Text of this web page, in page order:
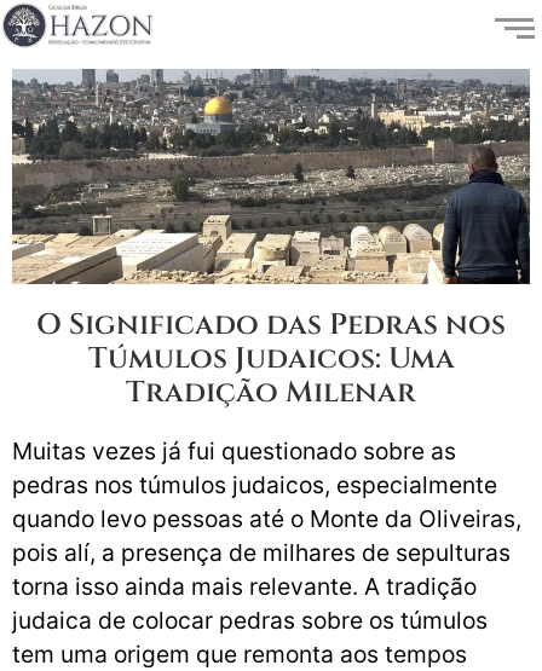
O Significado das Pedras nos
Túmulos Judaicos: Uma
Tradição Milenar
Muitas vezes já fui questionado sobre as
pedras nos túmulos judaicos, especialmente
quando levo pessoas até o Monte da Oliveiras,
pois alí, a presença de milhares de sepulturas
torna isso ainda mais relevante. A tradição
judaica de colocar pedras sobre os túmulos
tem uma origem que remonta aos tempos